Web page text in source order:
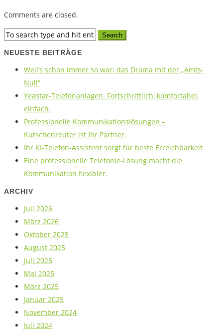
Comments are closed.
NEUESTE BEITRÄGE
Weil’s schon immer so war: das Drama mit der „Amts-
Null“
Yeastar-Telefonanlagen. Fortschrittlich, komfortabel,
einfach.
Professionelle Kommunikationslösungen –
Kutschenreuter ist Ihr Partner.
Ihr KI-Telefon-Assistent sorgt für beste Erreichbarkeit
Eine professionelle Telefonie-Lösung macht die
Kommunikation flexibler.
ARCHIV
Juli 2026
März 2026
Oktober 2025
August 2025
Juli 2025
Mai 2025
März 2025
Januar 2025
November 2024
Juli 2024